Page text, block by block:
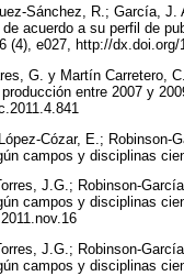
Sánchez, R.; García,
acuerdo a su perfil de
(4), e027, http://
G. y Martín Carretero,
entre 2007 y
Cózar, E.;
campos y disciplinas
J.G.; Robinson-
campos y disciplinas
J.G.; Robinson-
campos y disciplinas